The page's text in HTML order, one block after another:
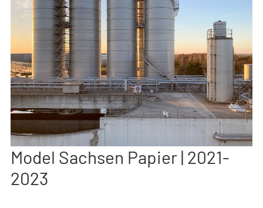
Model Sachsen Papier | 2021-
2023